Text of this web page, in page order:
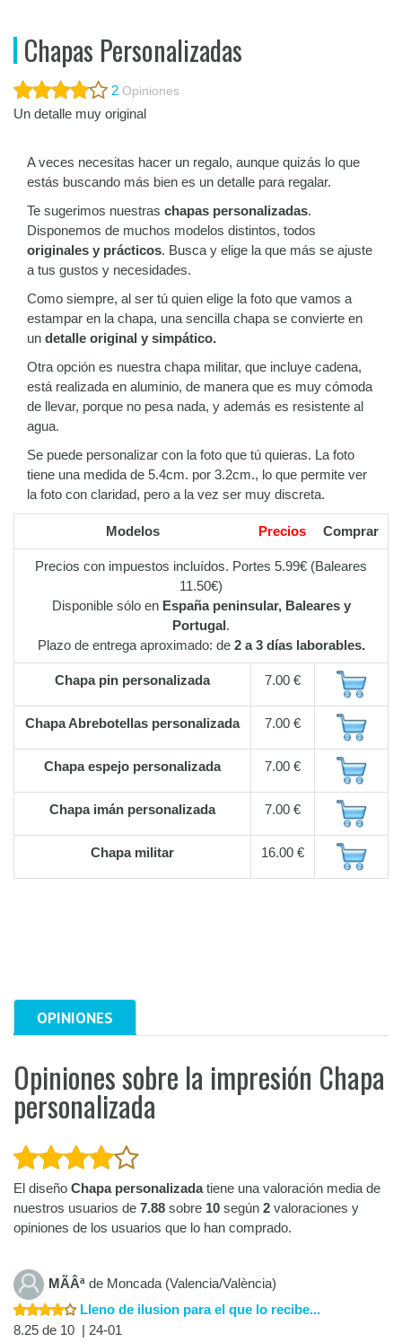
Chapas Personalizadas
2 Opiniones
Un detalle muy original
A veces necesitas hacer un regalo, aunque quizás lo que
estás buscando más bien es un detalle para regalar.
Te sugerimos nuestras chapas personalizadas.
Disponemos de muchos modelos distintos, todos
originales y prácticos. Busca y elige la que más se ajuste
a tus gustos y necesidades.
Como siempre, al ser tú quien elige la foto que vamos a
estampar en la chapa, una sencilla chapa se convierte en
un detalle original y simpático.
Otra opción es nuestra chapa militar, que incluye cadena,
está realizada en aluminio, de manera que es muy cómoda
de llevar, porque no pesa nada, y además es resistente al
agua.
Se puede personalizar con la foto que tú quieras. La foto
tiene una medida de 5.4cm. por 3.2cm., lo que permite ver
la foto con claridad, pero a la vez ser muy discreta.
Modelos Precios Comprar
Precios con impuestos incluídos. Portes 5.99€ (Baleares
11.50€)
Disponible sólo en España peninsular, Baleares y
Portugal.
Plazo de entrega aproximado: de 2 a 3 días laborables.
Chapa pin personalizada 7.00 €
Chapa Abrebotellas personalizada 7.00 €
Chapa espejo personalizada 7.00 €
Chapa imán personalizada 7.00 €
Chapa militar 16.00 €
OPINIONES
Opiniones sobre la impresión Chapa
personalizada
El diseño Chapa personalizadatiene una valoración media de
nuestros usuarios de 7.88 sobre 10 según 2 valoraciones y
opiniones de los usuarios que lo han comprado.
MÃÂª de Moncada (Valencia/València)
Lleno de ilusion para el que lo recibe...
8.25 de 10 | 24-01